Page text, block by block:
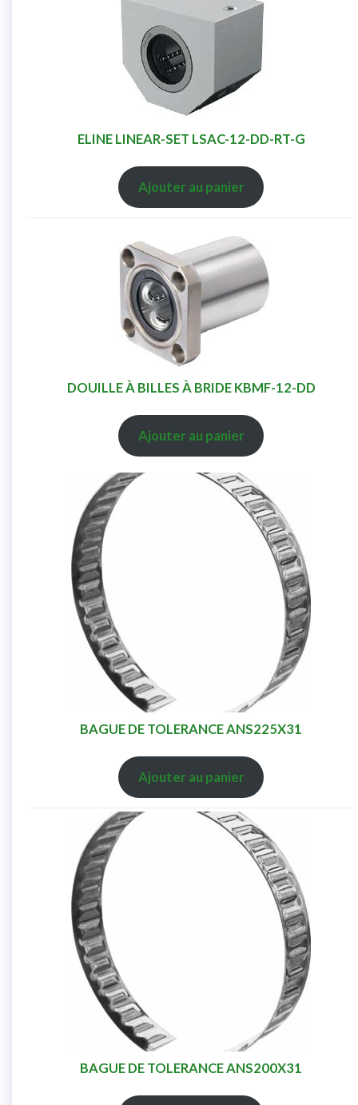
ELINE LINEAR-SET LSAC-12-DD-RT-G
Ajouter au panier
DOUILLE À BILLES À BRIDE KBMF-12-DD
Ajouter au panier
BAGUE DE TOLERANCE ANS225X31
Ajouter au panier
BAGUE DE TOLERANCE ANS200X31